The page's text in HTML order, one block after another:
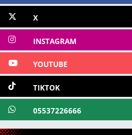
X
INSTAGRAM
YOUTUBE
TIKTOK
05537226666